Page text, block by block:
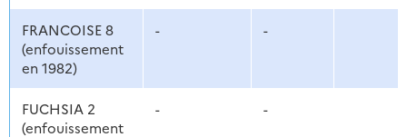
FRANCOISE 8
(enfouissement
en 1982)
- -
FUCHSIA 2
(enfouissement
- -